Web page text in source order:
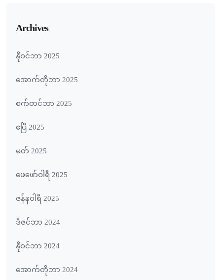
Archives
နိုဝင်ဘာ 2025
အောက်တိုဘာ 2025
စက်တင်ဘာ 2025
ဧပြီ 2025
မတ် 2025
ဖေ‌ဖော်ဝါရီ 2025
ဇန်နဝါရီ 2025
ဒီဇင်ဘာ 2024
နိုဝင်ဘာ 2024
အောက်တိုဘာ 2024